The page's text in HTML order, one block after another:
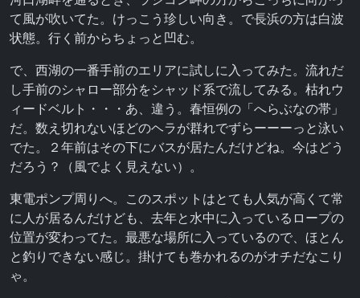
て風が吹いてた。けっこう珍しい向き。で長浜の方は白波
状態。行く前からちょっと凹む。
で、西湖の一番手前のエリアに試しに入ってみた。流れだ
し手前のシャロー部分をシャッド系で流してみる。枯れウ
ィードベルト・・・あ、違う。春恒例の「へらぶなの帯」
だ。数え切れないほどのヘラが群れでずらーーーっと泳い
でた。２年前はその下にバスが居たんだけどね。今はどう
だろう？（風でよく見えない）。
東電ポンプ周りへ。このスポットはとても人気が高くて常
に人が居るんだけども、去年と水中に入っているロープの
位置が変わってた。最悪な場所に入っているので、ほとん
と釣りできない感じ。掛けても巻かれるのがオチだなこり
ゃ。